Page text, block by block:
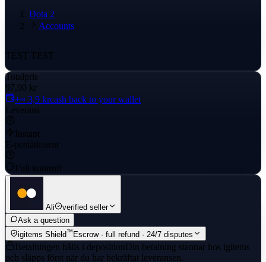
Dota 2
Accounts
TEST TEST
Totalpris
97,90 kr
+≈ 3,9 krcash back to your wallet
Leverans
Instant
E-poståtkomst
Full kontroll
Ali
verified seller
Ask a question
igitems Shield™ Escrow · full refund · 24/7 disputes
Betalningen hålls i deposition Din betalning stannar hos igitems
och släpps först när du har bekräftat leveransen.